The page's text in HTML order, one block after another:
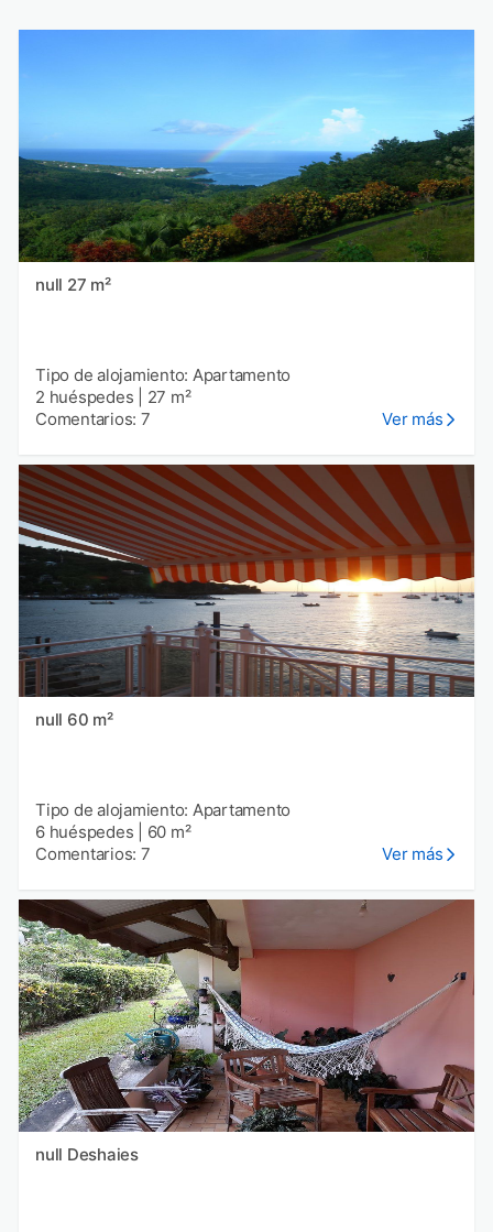
null 27 m²
Tipo de alojamiento: Apartamento
2 huéspedes
27 m²
Comentarios: 7
Ver más
null 60 m²
Tipo de alojamiento: Apartamento
6 huéspedes
60 m²
Comentarios: 7
Ver más
null Deshaies